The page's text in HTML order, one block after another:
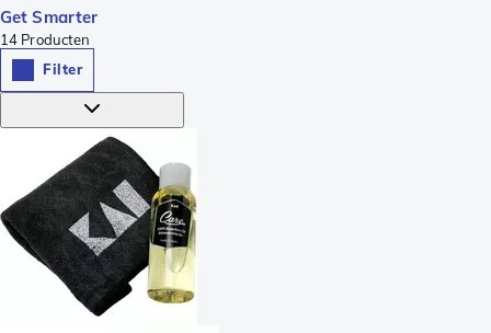
Get Smarter
14 Producten
Filter